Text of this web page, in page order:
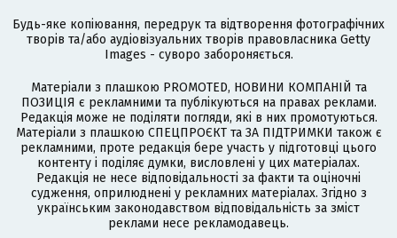
Будь-яке копіювання, передрук та відтворення фотографічних
творів та/або аудіовізуальних творів правовласника Getty
Images - суворо забороняється.
Матеріали з плашкою PROMOTED, НОВИНИ КОМПАНІЙ та
ПОЗИЦІЯ є рекламними та публікуються на правах реклами.
Редакція може не поділяти погляди, які в них промотуються.
Матеріали з плашкою СПЕЦПРОЄКТ та ЗА ПІДТРИМКИ також є
рекламними, проте редакція бере участь у підготовці цього
контенту і поділяє думки, висловлені у цих матеріалах.
Редакція не несе відповідальності за факти та оціночні
судження, оприлюднені у рекламних матеріалах. Згідно з
українським законодавством відповідальність за зміст
реклами несе рекламодавець.